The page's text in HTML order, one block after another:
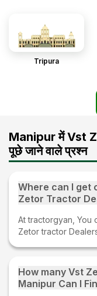
Tripura
Manipur में Vst
पूछे जाने वाले प्रश्न
Where can I get
Zetor Tractor
At tractorgyan, You
Zetor tractor
How many Vst
Manipur Can I